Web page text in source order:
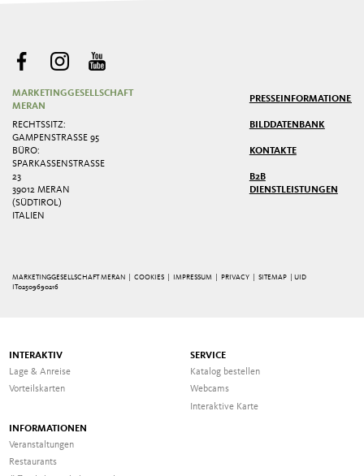
MARKETINGGESELLSCHAFT
MERAN
RECHTSSITZ:
GAMPENSTRASSE 95
BÜRO:
SPARKASSENSTRASSE 2
3
39012 MERAN
(SÜDTIROL)
ITALIEN
PRESSEINFORMATIONEN
BILDDATENBANK
KONTAKTE
B2B
DIENSTLEISTUNGEN
MARKETINGGESELLSCHAFT MERAN | COOKIES IMPRESSUM PRIVACY |SITEMAP
| UID
IT02509690216
INTERAKTIV
Lage & Anreise
Vorteilskarten
SERVICE
Katalog bestellen
Webcams
Interaktive Karte
INFORMATIONEN
Veranstaltungen
Restaurants